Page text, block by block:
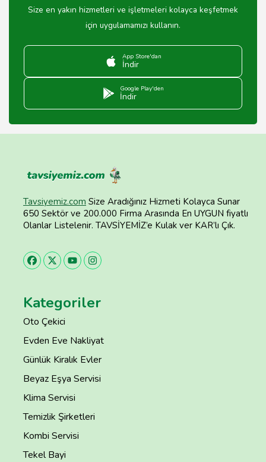
Size en yakın hizmetleri ve işletmeleri kolayca keşfetmek
için uygulamamızı kullanın.
App Store'dan
İndir
Google Play'den
İndir
Tavsiyemiz.com Size Aradığınız Hizmeti Kolayca Sunar
650 Sektör ve 200.000 Firma Arasında En UYGUN fiyatlı
Olanlar Listelenir. TAVSİYEMİZ’e Kulak ver KAR’lı Çık.
Kategoriler
Oto Çekici
Evden Eve Nakliyat
Günlük Kiralık Evler
Beyaz Eşya Servisi
Klima Servisi
Temizlik Şirketleri
Kombi Servisi
Tekel Bayi